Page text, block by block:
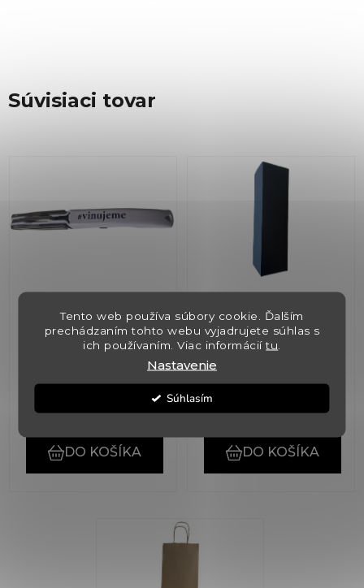
Tento web používa súbory cookie. Ďalším
prechádzaním tohto webu vyjadrujete súhlas s
ich používaním. Viac informáciítu
Nastavenie
Súhlasím
Súvisiaci tovar
logom Vinujeme
(>5 ks)
DO KOŠÍKA
universal pre 1 fľašu +
vložka
✅ Skladom
DO KOŠÍKA